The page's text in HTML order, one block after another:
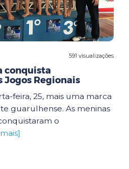
591 visualizações
conquista
Jogos Regionais
feira, 25, mais uma marca
guarulhense. As meninas
o